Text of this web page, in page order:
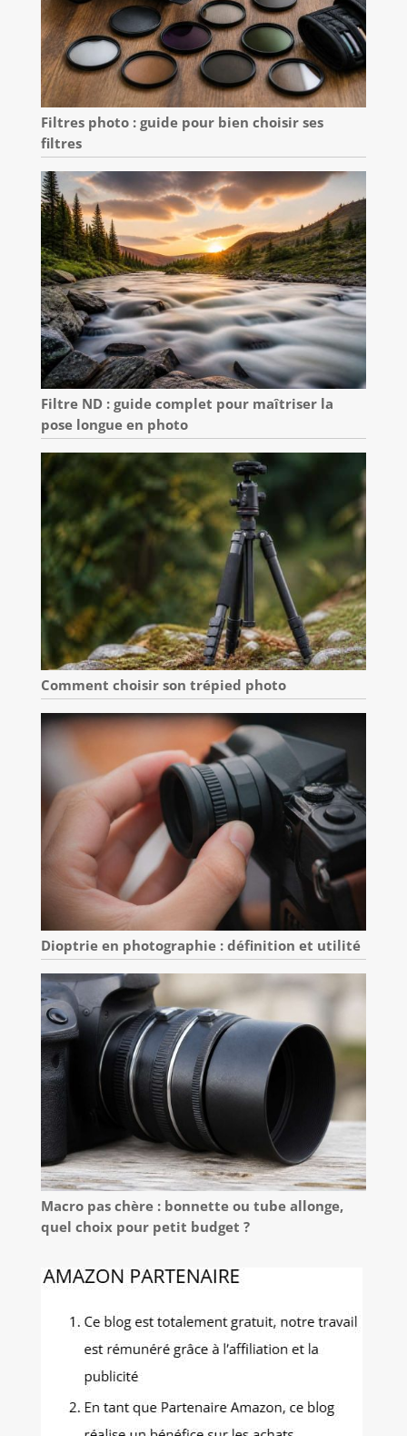
Filtres photo : guide pour bien choisir ses
filtres
Filtre ND : guide complet pour maîtriser la
pose longue en photo
Comment choisir son trépied photo
Dioptrie en photographie : définition et utilité
Macro pas chère : bonnette ou tube allonge,
quel choix pour petit budget ?